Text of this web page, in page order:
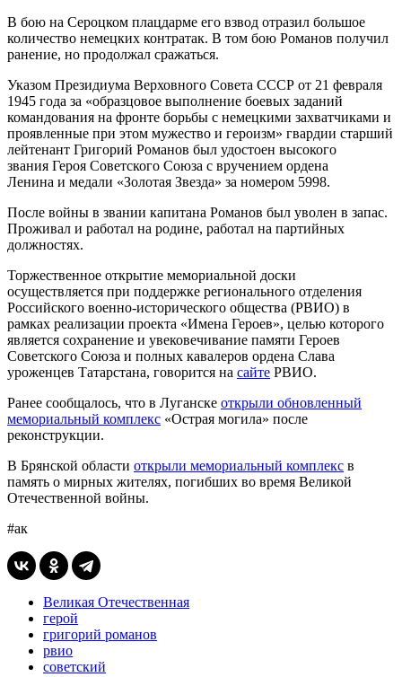
В бою на Сероцком плацдарме его взвод отразил большое
количество немецких контратак. В том бою Романов получил
ранение, но продолжал сражаться.
Указом Президиума Верховного Совета СССР от 21 февраля
1945 года за «образцовое выполнение боевых заданий
командования на фронте борьбы с немецкими захватчиками и
проявленные при этом мужество и героизм» гвардии старший
лейтенант Григорий Романов был удостоен высокого
звания Героя Советского Союза с вручением ордена
Ленина и медали «Золотая Звезда» за номером 5998.
После войны в звании капитана Романов был уволен в запас.
Проживал и работал на родине, работал на партийных
должностях.
Торжественное открытие мемориальной доски
осуществляется при поддержке регионального отделения
Российского военно-исторического общества (РВИО) в
рамках реализации проекта «Имена Героев», целью которого
является сохранение и увековечивание памяти Героев
Советского Союза и полных кавалеров ордена Слава
уроженцев Татарстана, говорится на сайте РВИО.
Ранее сообщалось, что в Луганске открыли обновленный
мемориальный комплекс «Острая могила» после
реконструкции.
В Брянской области открыли мемориальный комплекс в
память о мирных жителях, погибших во время Великой
Отечественной войны.
#ак
Великая Отечественная
герой
григорий романов
рвио
советский